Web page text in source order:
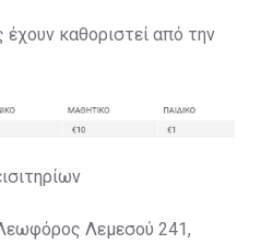
έχουν καθοριστεί από την
Λεμεσού 241,